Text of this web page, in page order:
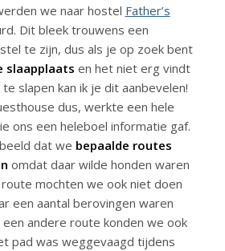
we naar hostel Father’s
Dit bleek trouwens een
te zijn, dus als je op zoek bent
slaapplaats en het niet erg vindt
slapen kan ik je dit aanbevelen!
dus, werkte een hele
ons een heleboel informatie gaf.
dat we bepaalde routes
omdat daar wilde honden waren
mochten we ook niet doen
een aantal berovingen waren
andere route konden we ook
pad was weggevaagd tijdens